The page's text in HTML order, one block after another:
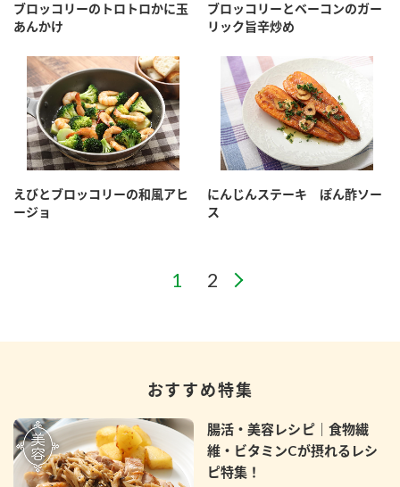
ブロッコリーのトロトロかに玉
あんかけ
ブロッコリーとベーコンのガー
リック旨辛炒め
えびとブロッコリーの和風アヒ
ージョ
にんじんステーキ ぽん酢ソー
ス
おすすめ特集
腸活・美容レシピ｜食物繊
維・ビタミンCが摂れるレシ
ピ特集！